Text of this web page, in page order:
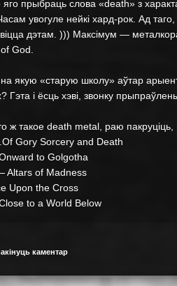
яго прыбраць слова «death» з
увогуле нейкі хард-рок. Ад
дэтам. ))) Максімум —
God.
якую «старую школу» аўтар
Гэта і ёсць хэві, звонку
ж такое death metal, раю
Gory Sorcery and Death
to Golgotha
Altars of Madness
Upon the Cross
to a World Below
каментар